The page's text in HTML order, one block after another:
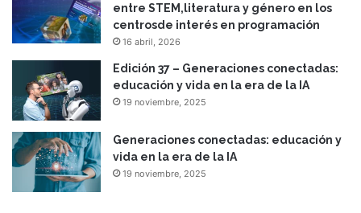
entre STEM,literatura y género en los
centrosde interés en programación
16 abril, 2026
Edición 37 – Generaciones conectadas:
educación y vida en la era de la IA
19 noviembre, 2025
Generaciones conectadas: educación y
vida en la era de la IA
19 noviembre, 2025